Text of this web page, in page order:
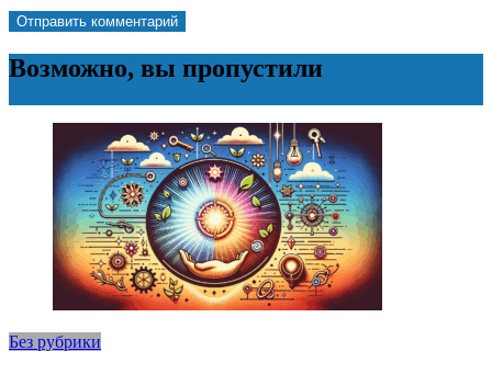
Возможно, вы пропустили
Без рубрики